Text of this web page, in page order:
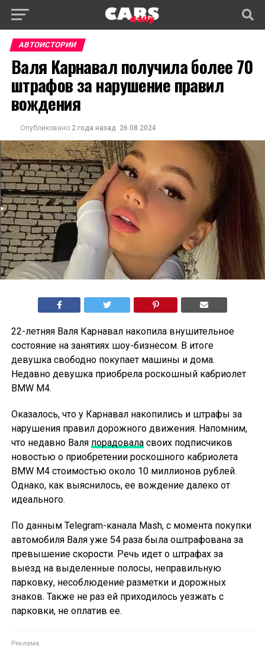
АВТОИСТОРИИ
Валя Карнавал получила более 70
штрафов за нарушение правил
вождения
Опубликовано 2 года назад 26.08.2024
22-летняя Валя Карнавал накопила внушительное
состояние на занятиях шоу-бизнесом. В итоге
девушка свободно покупает машины и дома.
Недавно девушка приобрела роскошный кабриолет
BMW M4.
Оказалось, что у Карнавал накопились и штрафы за
нарушения правил дорожного движения. Напомним,
что недавно Валя порадоваласвоих подписчиков
новостью о приобретении роскошного кабриолета
BMW M4 стоимостью около 10 миллионов рублей.
Однако, как выяснилось, ее вождение далеко от
идеального.
По данным Telegram-канала Mash, с момента покупки
автомобиля Валя уже 54 раза была оштрафована за
превышение скорости. Речь идет о штрафах за
выезд на выделенные полосы, неправильную
парковку, несоблюдение разметки и дорожных
знаков. Также не раз ей приходилось уезжать с
парковки, не оплатив ее.